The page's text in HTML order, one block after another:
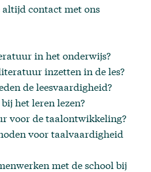
altijd contact met ons
in het onderwijs?
inzetten in de les?
de leesvaardigheid?
het leren lezen?
voor de taalontwikkeling?
voor taalvaardigheid
met de school bij